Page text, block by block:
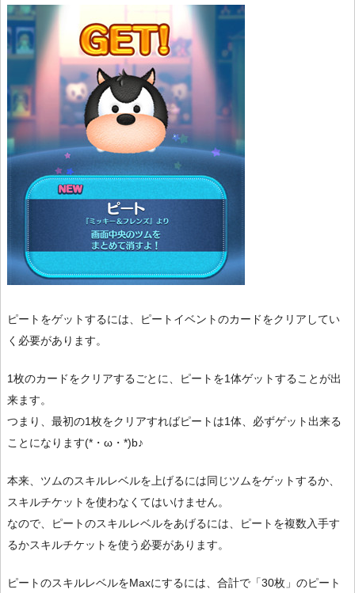
ピートをゲットするには、ピートイベントのカードをクリアしてい
く必要があります。
1枚のカードをクリアするごとに、ピートを1体ゲットすることが出
来ます。
つまり、最初の1枚をクリアすればピートは1体、必ずゲット出来る
ことになります(*・ω・*)b♪
本来、ツムのスキルレベルを上げるには同じツムをゲットするか、
スキルチケットを使わなくてはいけません。
なので、ピートのスキルレベルをあげるには、ピートを複数入手す
るかスキルチケットを使う必要があります。
ピートのスキルレベルをMaxにするには、合計で「30枚」のピート